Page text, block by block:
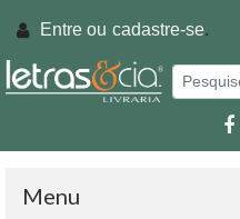
Entre ou cadastre-se.
Menu